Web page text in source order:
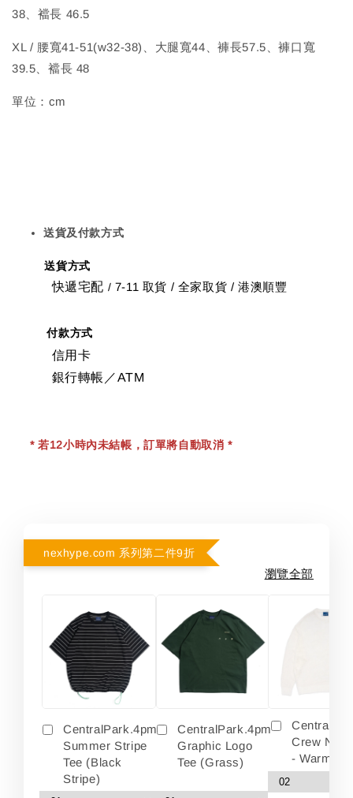
38、襠長 46.5
XL / 腰寬41-51(w32-38)、大腿寬44、褲長57.5、褲口寬
39.5、襠長 48
單位：cm
送貨及付款方式
送貨方式
快遞宅配 / 7-11 取貨 / 全家取貨 / 港澳順豐
付款方式
信用卡
銀行轉帳／ATM
* 若12小時內未結帳，訂單將自動取消 *
nexhype.com 系列第二件9折
瀏覽全部
CentralPark.4pm
Summer Stripe
Tee (Black
Stripe)
CentralPark.4pm
Graphic Logo
Tee (Grass)
Crew
- Warm